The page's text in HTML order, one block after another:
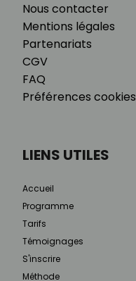
Nous contacter
Mentions légales
Partenariats
CGV
FAQ
Préférences cookies
LIENS UTILES
Accueil
Programme
Tarifs
Témoignages
S'inscrire
Méthode